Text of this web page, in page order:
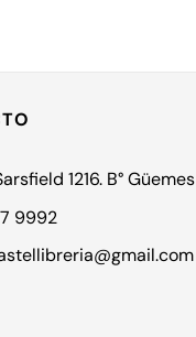
1216. B° Güemes
9992